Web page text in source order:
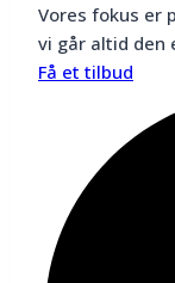
Vores fokus er
vi går altid den
Få et tilbud